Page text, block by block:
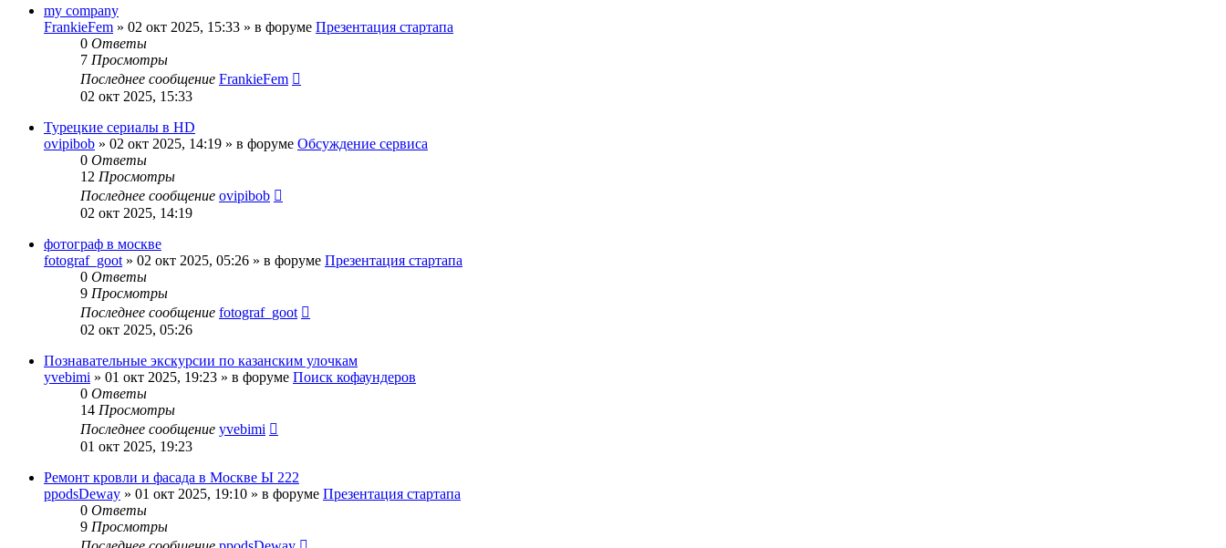
my company
FrankieFem » 02 окт 2025, 15:33 » в форуме Презентация стартапа
0 Ответы
7 Просмотры
Последнее сообщение FrankieFem
02 окт 2025, 15:33
Турецкие сериалы в HD
ovipibob » 02 окт 2025, 14:19 » в форуме Обсуждение сервиса
0 Ответы
12 Просмотры
Последнее сообщение ovipibob
02 окт 2025, 14:19
фотограф в москве
fotograf_goot » 02 окт 2025, 05:26 » в форуме Презентация стартапа
0 Ответы
9 Просмотры
Последнее сообщение fotograf_goot
02 окт 2025, 05:26
Познавательные экскурсии по казанским улочкам
yvebimi » 01 окт 2025, 19:23 » в форуме Поиск кофаундеров
0 Ответы
14 Просмотры
Последнее сообщение yvebimi
01 окт 2025, 19:23
Ремонт кровли и фасада в Москве Ы 222
ppodsDeway » 01 окт 2025, 19:10 » в форуме Презентация стартапа
0 Ответы
9 Просмотры